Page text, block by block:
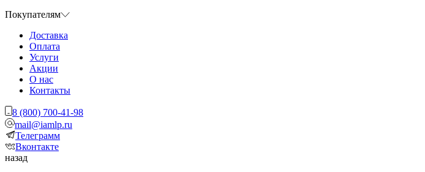
Покупателям
Доставка
Оплата
Услуги
Акции
О нас
Контакты
8 (800) 700-41-98
mail@iamlp.ru
Телеграмм
Вконтакте
назад